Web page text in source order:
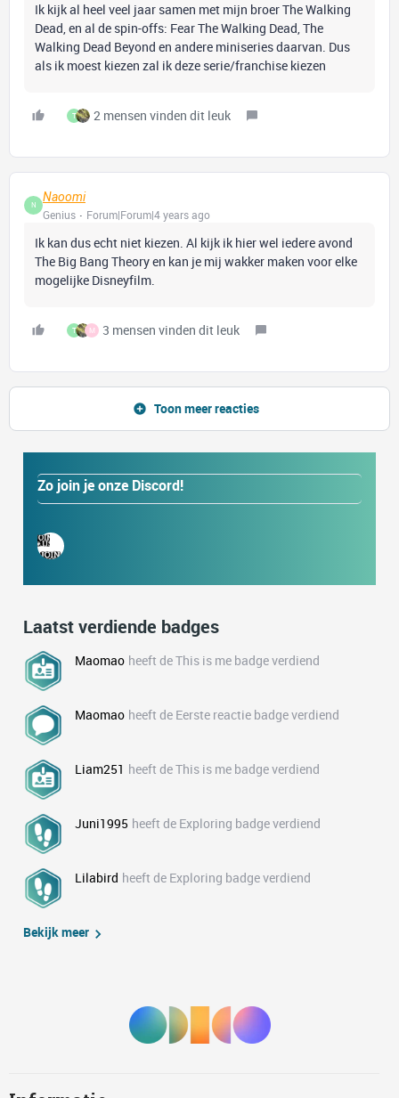
Ik kijk al heel veel jaar samen met mijn broer The Walking
Dead, en al de spin-offs: Fear The Walking Dead, The
Walking Dead Beyond en andere miniseries daarvan. Dus
als ik moest kiezen zal ik deze serie/franchise kiezen
T 2 mensen vinden dit leuk
N
Naoomi
Genius
Forum|Forum|4 years ago
Ik kan dus echt niet kiezen. Al kijk ik hier wel iedere avond
The Big Bang Theory en kan je mij wakker maken voor elke
mogelijke Disneyfilm.
T M 3 mensen vinden dit leuk
Toon meer reacties
Zo join je onze Discord!
Laatst verdiende badges
Maomao heeft de This is me badge verdiend
Maomao heeft de Eerste reactie badge verdiend
Liam251 heeft de This is me badge verdiend
Juni1995 heeft de Exploring badge verdiend
Lilabird heeft de Exploring badge verdiend
Bekijk meer